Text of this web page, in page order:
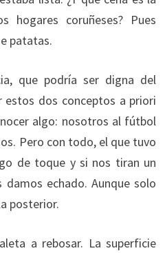
coruñeses? Pues
patatas.
que podría ser digna del
estos dos conceptos a priori
algo: nosotros al fútbol
Pero con todo, el que tuvo
de toque y si nos tiran un
echado. Aunque solo
posterior.
a rebosar. La superficie